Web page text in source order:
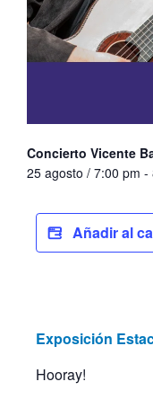
Concierto Vicente
25 agosto / 7:00 pm -
Añadir al
Exposición
Hooray!